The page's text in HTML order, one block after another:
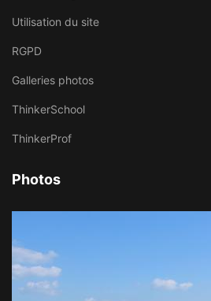
Utilisation du site
RGPD
Galleries photos
ThinkerSchool
ThinkerProf
Photos